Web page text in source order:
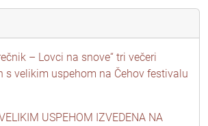
– Lovci na snove“ tri večeri
s velikim uspehom na Čehov festivalu
USPEHOM IZVEDENA NA